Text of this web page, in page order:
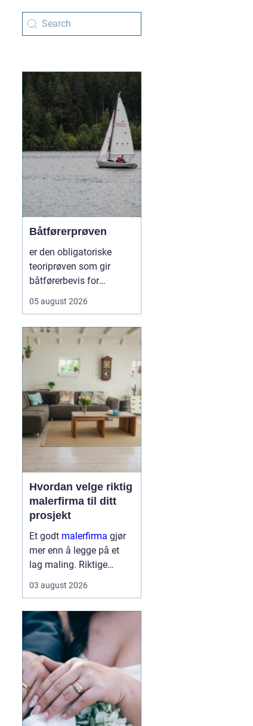
Båtførerprøven
er den obligatoriske
teoriprøven som gir
båtførerbevis for
dokumenterer at føreren
sjøvett, navigasjon, lover
og regler, samt sikkerhet
om bord. For alle som vil
bruke motorbåt lovlig og
trygt, er dette et...
05 august 2026
Hvordan velge riktig
malerfirma til ditt
prosjekt
Et godt malerfirma gjør
mer enn å legge på et
lag maling. Riktige
levetiden på bygget,
og spare både tid og
penger. Samtidig kan feil
valg gi ekstra
kostnader,...
03 august 2026